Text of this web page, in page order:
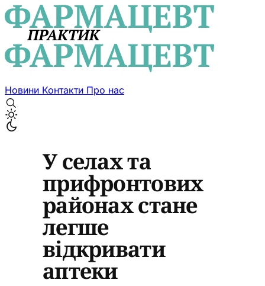
Новини Контакти Про нас
У селах та
прифронтових
районах стане
легше
відкривати
аптеки